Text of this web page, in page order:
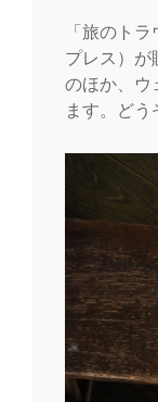
「旅のト
プレス）が
のほか、ウ
ます。どう